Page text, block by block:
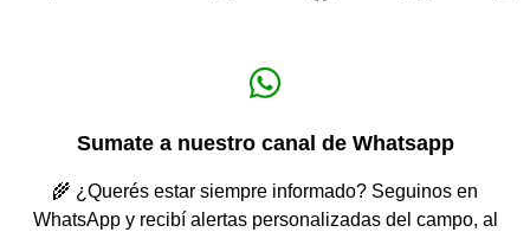
Sumate a nuestro canal de Whatsapp
🌾 ¿Querés estar siempre informado? Seguinos en
WhatsApp y recibí alertas personalizadas del campo, al